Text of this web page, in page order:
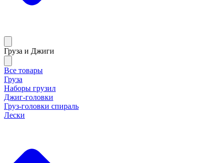
Груза и Джиги
Все товары
Груза
Наборы грузил
Джиг-головки
Груз-головки спираль
Лески